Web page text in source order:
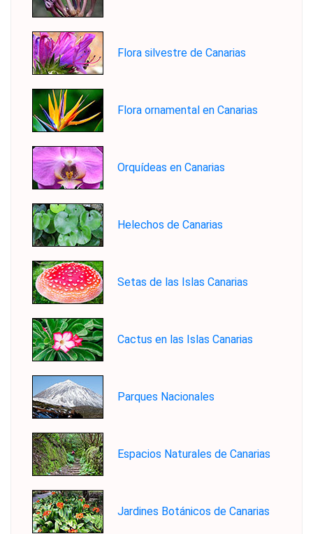
Flora silvestre de Canarias
Flora ornamental en Canarias
Orquídeas en Canarias
Helechos de Canarias
Setas de las Islas Canarias
Cactus en las Islas Canarias
Parques Nacionales
Espacios Naturales de Canarias
Jardines Botánicos de Canarias